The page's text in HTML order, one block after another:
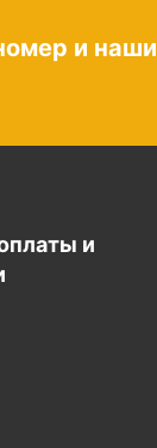
и наши
и